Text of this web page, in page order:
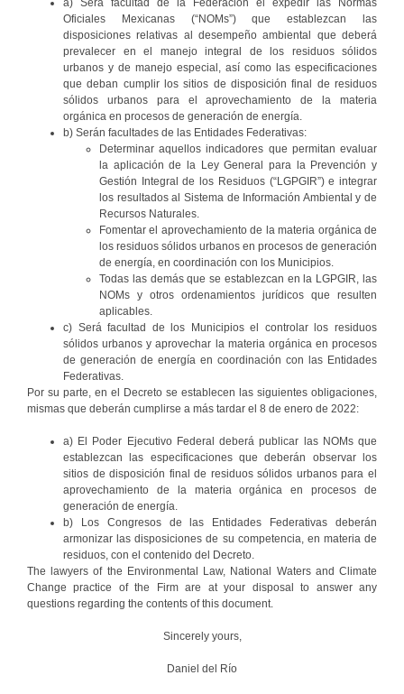
Oficiales Mexicanas (“NOMs”) que establezcan las
disposiciones relativas al desempeño ambiental que deberá
prevalecer en el manejo integral de los residuos sólidos
urbanos y de manejo especial, así como las especificaciones
que deban cumplir los sitios de disposición final de residuos
sólidos urbanos para el aprovechamiento de la materia
orgánica en procesos de generación de energía.
b) Serán facultades de las Entidades Federativas:
Determinar aquellos indicadores que permitan evaluar
la aplicación de la Ley General para la Prevención y
Gestión Integral de los Residuos (“LGPGIR”) e integrar
los resultados al Sistema de Información Ambiental y de
Recursos Naturales.
Fomentar el aprovechamiento de la materia orgánica de
los residuos sólidos urbanos en procesos de generación
de energía, en coordinación con los Municipios.
Todas las demás que se establezcan en la LGPGIR, las
NOMs y otros ordenamientos jurídicos que resulten
aplicables.
c) Será facultad de los Municipios el controlar los residuos
sólidos urbanos y aprovechar la materia orgánica en procesos
de generación de energía en coordinación con las Entidades
Federativas.
Por su parte, en el Decreto se establecen las siguientes obligaciones,
mismas que deberán cumplirse a más tardar el 8 de enero de 2022:
a) El Poder Ejecutivo Federal deberá publicar las NOMs que
establezcan las especificaciones que deberán observar los
sitios de disposición final de residuos sólidos urbanos para el
aprovechamiento de la materia orgánica en procesos de
generación de energía.
b) Los Congresos de las Entidades Federativas deberán
armonizar las disposiciones de su competencia, en materia de
residuos, con el contenido del Decreto.
The lawyers of the Environmental Law, National Waters and Climate
Change practice of the Firm are at your disposal to answer any
questions regarding the contents of this document.
Sincerely yours,
Daniel del Río